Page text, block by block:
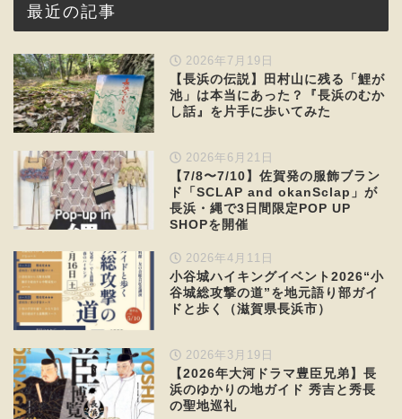
最近の記事
2026年7月19日
【長浜の伝説】田村山に残る「鯉が
池」は本当にあった？『長浜のむか
し話』を片手に歩いてみた
2026年6月21日
【7/8〜7/10】佐賀発の服飾ブラン
ド「SCLAP and okanSclap」が
長浜・縄で3日間限定POP UP
SHOPを開催
2026年4月11日
小谷城ハイキングイベント2026“小
谷城総攻撃の道”を地元語り部ガイ
ドと歩く（滋賀県長浜市）
2026年3月19日
【2026年大河ドラマ豊臣兄弟】長
浜のゆかりの地ガイド 秀吉と秀長
の聖地巡礼